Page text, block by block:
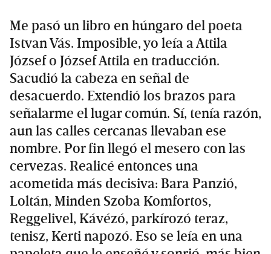
Me pasó un libro en húngaro del poeta
Istvan Vás. Imposible, yo leía a Attila
József o József Attila en traducción.
Sacudió la cabeza en señal de
desacuerdo. Extendió los brazos para
señalarme el lugar común. Sí, tenía razón,
aun las calles cercanas llevaban ese
nombre. Por fin llegó el mesero con las
cervezas. Realicé entonces una
acometida más decisiva: Bara Panzió,
Loltán, Minden Szoba Komfortos,
Reggelivel, Kávézó, parkírozó teraz,
tenisz, Kerti napozó. Eso se leía en una